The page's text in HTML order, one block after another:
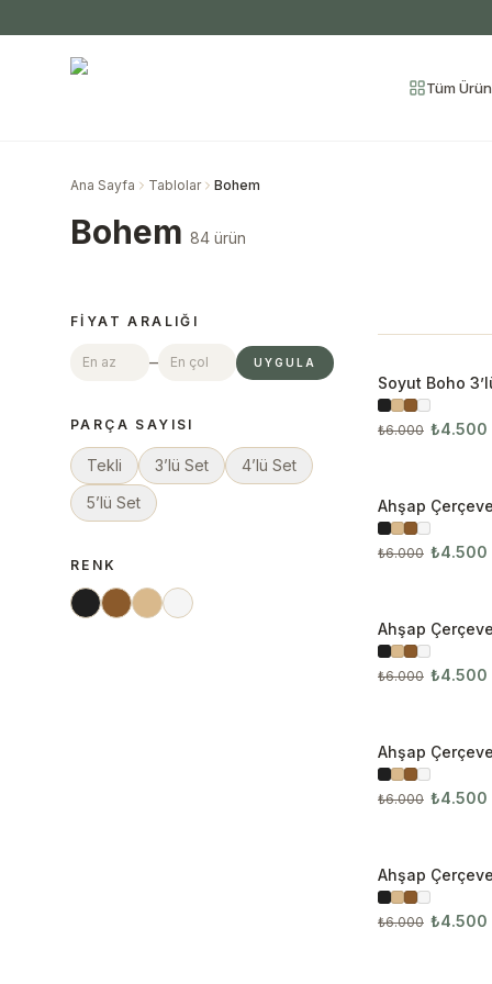
Tüm
Ana Sayfa Tablolar Bohem
Bohem 84 ürün
FIYAT ARALIĞI
– UYGULA
PARÇA SAYISI
Tekli 3’lü Set
4’lü Set
5’lü Set
RENK
İNDIRIM
Soyut Boho
₺6.000 ₺4.500
İNDIRIM
Ahşap
₺6.000 ₺4.500
İNDIRIM
Ahşap
3049
₺6.000 ₺4.500
İNDIRIM
Ahşap
Seti
₺6.000 ₺4.500
İNDIRIM
Ahşap
₺6.000 ₺4.500